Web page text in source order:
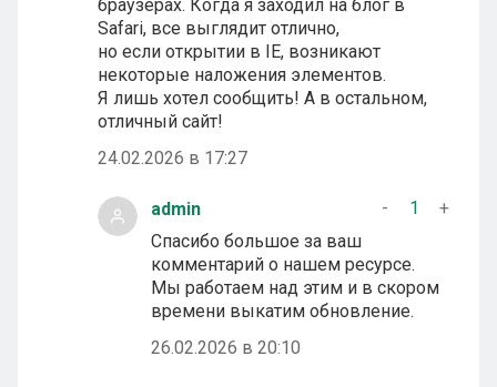
браузерах. Когда я заходил на блог в
Safari, все выглядит отлично,
но если открытии в IE, возникают
некоторые наложения элементов.
Я лишь хотел сообщить! А в остальном,
отличный сайт!
24.02.2026 в 17:27
admin - 1
+
Спасибо большое за ваш
комментарий о нашем ресурсе.
Мы работаем над этим и в скором
времени выкатим обновление.
26.02.2026 в 20:10